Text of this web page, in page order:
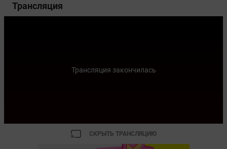
Трансляция
Трансляция закончилась
СКРЫТЬ ТРАНСЛЯЦИЮ